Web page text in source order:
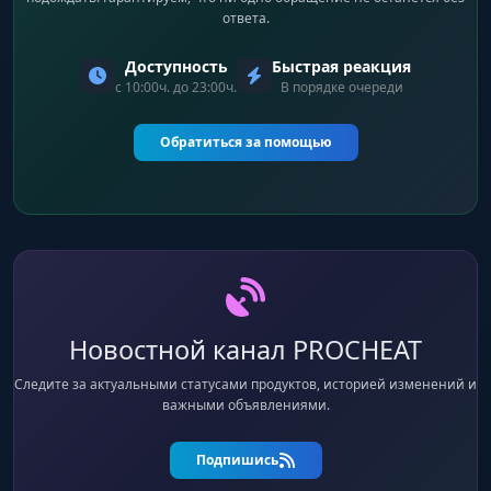
проверка видимости цели
авто-выстрел, когда цель на мушке
захват цели даже если она ушла из FOV
выбор кости (Head, Neck, Spine, Hitscan)
ответа.
Доступность
с 10:00ч. до 23:00ч.
Быстрая реакция
В порядке очереди
Обратиться за помощью
Новостной канал PROCHEAT
Следите за актуальными статусами продуктов, историей изменений и
важными объявлениями.
Подпишись